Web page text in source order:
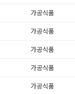
가공식품
가공식품
가공식품
가공식품
가공식품